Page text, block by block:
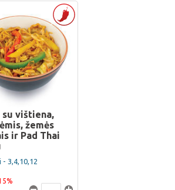
su vištiena,
žemės
ir Pad Thai
3,4,10,12